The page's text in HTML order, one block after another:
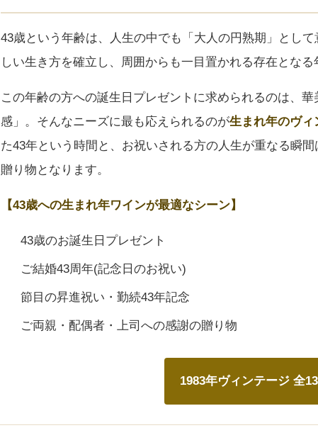
43歳という年齢は、人生の中でも「大人の円熟期」とし
しい生き方を確立し、周囲からも一目置かれる存在となる
この年齢の方への誕生日プレゼントに求められるのは、
感」。そんなニーズに最も応えられるのが生まれ年のヴィ
た43年という時間と、お祝いされる方の人生が重なる瞬
贈り物となります。
【43歳への生まれ年ワインが最適なシーン】
43歳のお誕生日プレゼント
ご結婚43周年(記念日のお祝い)
節目の昇進祝い・勤続43年記念
ご両親・配偶者・上司への感謝の贈り物
1983年ヴィンテージ 全